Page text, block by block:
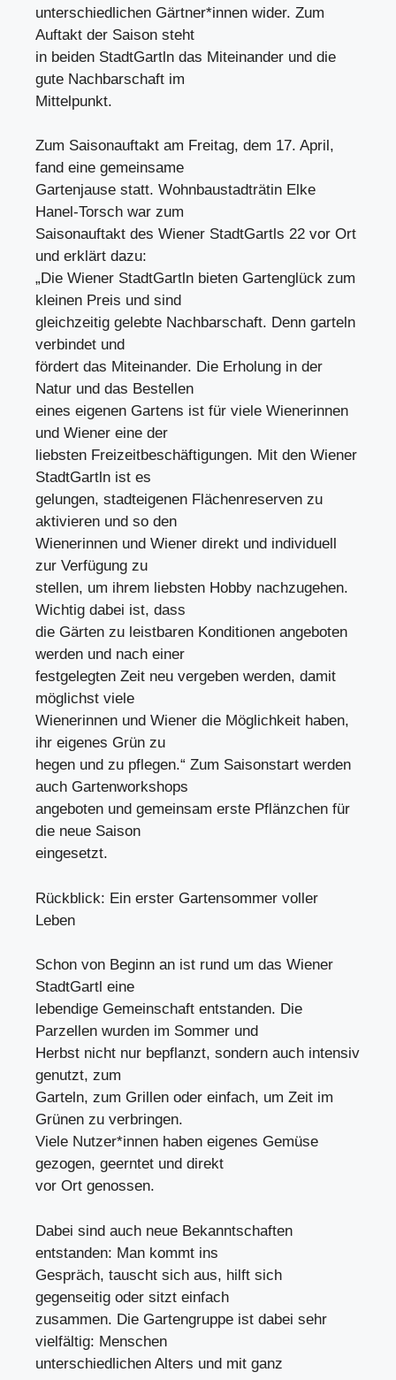
unterschiedlichen Gärtner*innen wider. Zum
Auftakt der Saison steht
in beiden StadtGartln das Miteinander und die
gute Nachbarschaft im
Mittelpunkt.
Zum Saisonauftakt am Freitag, dem 17. April,
fand eine gemeinsame
Gartenjause statt. Wohnbaustadträtin Elke
Hanel-Torsch war zum
Saisonauftakt des Wiener StadtGartls 22 vor Ort
und erklärt dazu:
„Die Wiener StadtGartln bieten Gartenglück zum
kleinen Preis und sind
gleichzeitig gelebte Nachbarschaft. Denn garteln
verbindet und
fördert das Miteinander. Die Erholung in der
Natur und das Bestellen
eines eigenen Gartens ist für viele Wienerinnen
und Wiener eine der
liebsten Freizeitbeschäftigungen. Mit den Wiener
StadtGartln ist es
gelungen, stadteigenen Flächenreserven zu
aktivieren und so den
Wienerinnen und Wiener direkt und individuell
zur Verfügung zu
stellen, um ihrem liebsten Hobby nachzugehen.
Wichtig dabei ist, dass
die Gärten zu leistbaren Konditionen angeboten
werden und nach einer
festgelegten Zeit neu vergeben werden, damit
möglichst viele
Wienerinnen und Wiener die Möglichkeit haben,
ihr eigenes Grün zu
hegen und zu pflegen.“ Zum Saisonstart werden
auch Gartenworkshops
angeboten und gemeinsam erste Pflänzchen für
die neue Saison
eingesetzt.
Rückblick: Ein erster Gartensommer voller
Leben
Schon von Beginn an ist rund um das Wiener
StadtGartl eine
lebendige Gemeinschaft entstanden. Die
Parzellen wurden im Sommer und
Herbst nicht nur bepflanzt, sondern auch intensiv
genutzt, zum
Garteln, zum Grillen oder einfach, um Zeit im
Grünen zu verbringen.
Viele Nutzer*innen haben eigenes Gemüse
gezogen, geerntet und direkt
vor Ort genossen.
Dabei sind auch neue Bekanntschaften
entstanden: Man kommt ins
Gespräch, tauscht sich aus, hilft sich
gegenseitig oder sitzt einfach
zusammen. Die Gartengruppe ist dabei sehr
vielfältig: Menschen
unterschiedlichen Alters und mit ganz